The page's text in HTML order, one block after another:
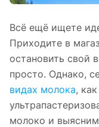
Всё ещё ищете
Приходите в
остановить свой
просто. Однако,
видах молока,
молоко и